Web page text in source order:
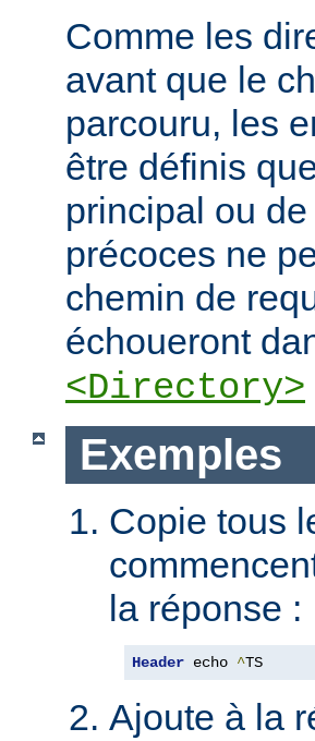
Comme les
avant que le
parcouru, les
être définis
principal ou
précoces ne
chemin de
échoueront
<Directory>
Exemples
Copie tous
la réponse :
Header echo ^TS
Ajoute à la